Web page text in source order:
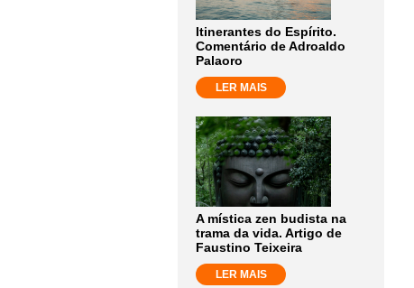
Itinerantes do Espírito.
Comentário de Adroaldo
Palaoro
LER MAIS
A mística zen budista na
trama da vida. Artigo de
Faustino Teixeira
LER MAIS